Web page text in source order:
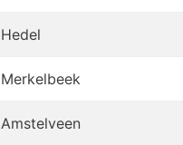
Hedel
Merkelbeek
Amstelveen